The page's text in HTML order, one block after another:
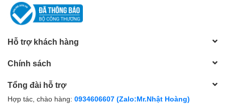
Hỗ trợ khách hàng
Chính sách
Tổng đài hỗ trợ
Hợp tác, chào hàng: 0934606607 (Zalo:Mr.Nhật Hoàng)